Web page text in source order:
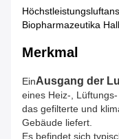
Biopharmazeutika
Merkmal
EinAusgang der
eines Heiz-,
das gefilterte und
Gebäude liefert.
Es befindet sich